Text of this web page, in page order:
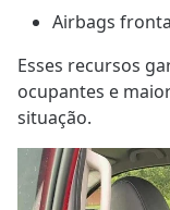
Airbags
Esses recursos
ocupantes e
situação.